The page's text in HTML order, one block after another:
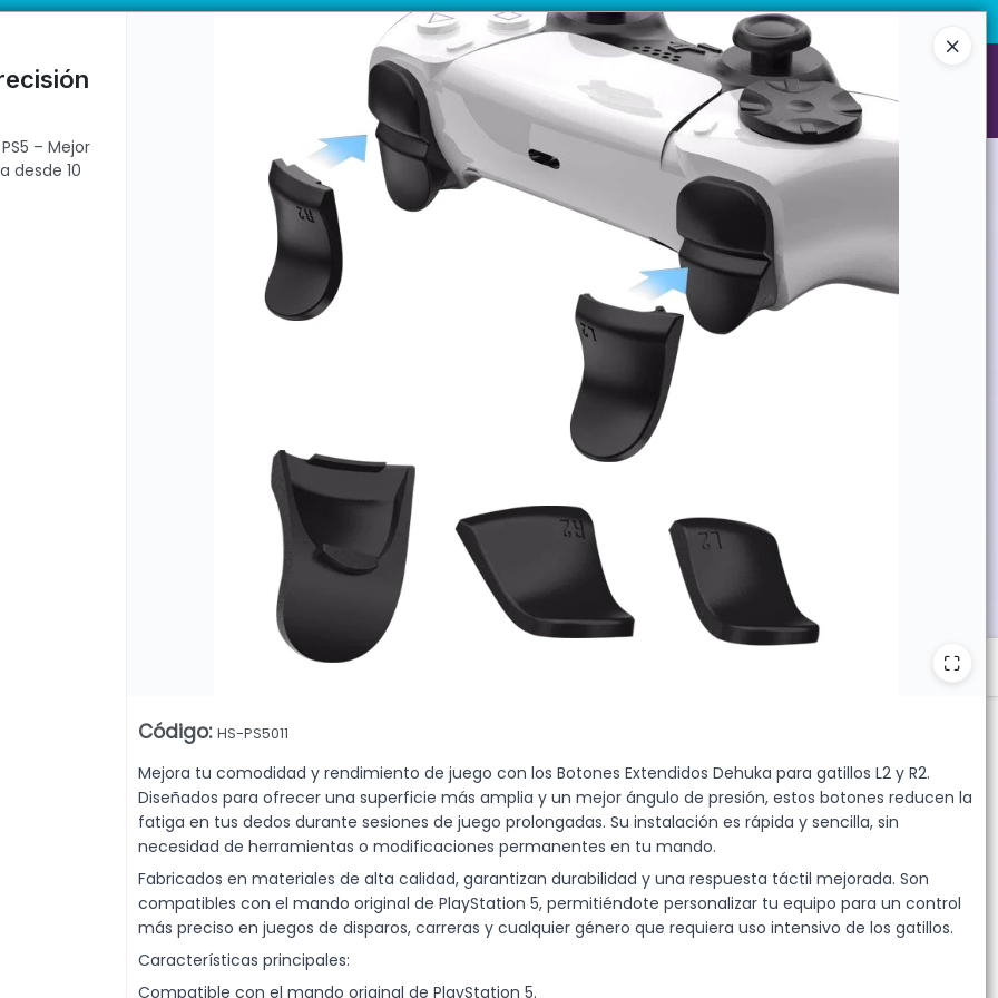
Precisión y Comodidad en Juegos Dehuka. Venta mayorista desde 10 unidades.
– Mejor
desde 10
Código: HS-PS5011
Mejora tu comodidad y rendimiento de juego con los Botones Extendidos Dehuka para gatillos L2 y R2.
Diseñados para ofrecer una superficie más amplia y un mejor ángulo de presión, estos botones reducen la
fatiga en tus dedos durante sesiones de juego prolongadas. Su instalación es rápida y sencilla, sin
necesidad de herramientas o modificaciones permanentes en tu mando.
Fabricados en materiales de alta calidad, garantizan durabilidad y una respuesta táctil mejorada. Son
compatibles con el mando original de PlayStation 5, permitiéndote personalizar tu equipo para un control
más preciso en juegos de disparos, carreras y cualquier género que requiera uso intensivo de los gatillos.
Características principales:
Compatible con el mando original de PlayStation 5.
con garantía directa | 📦 Comprá mayorista desde 10 unidades. ¡Registrate y accedé a precios exclusivos!
Ingresar a la Tienda
CÓMO COMPRAR
QUIÉNES SOMOS GARANTIAS CONTACTO
Lista vacía